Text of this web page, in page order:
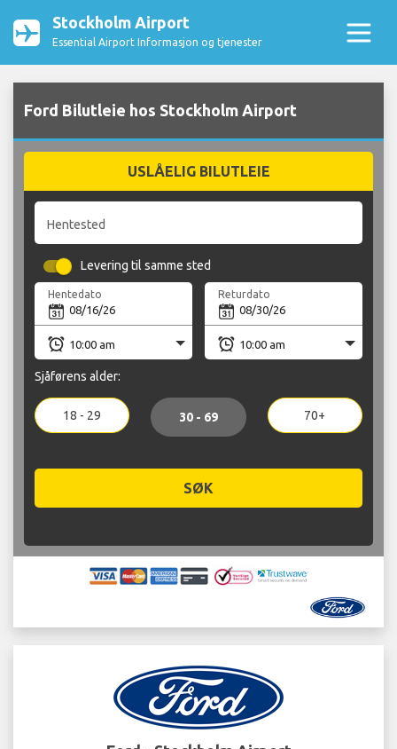
Stockholm Airport
Essential Airport Informasjon og tjenester
Ford Bilutleie hos Stockholm Airport
USLÅELIG BILUTLEIE
Hentested
Levering til samme sted
Hentedato Returdato
Sjåførens alder:
18 - 29 30 - 69 70+
SØK